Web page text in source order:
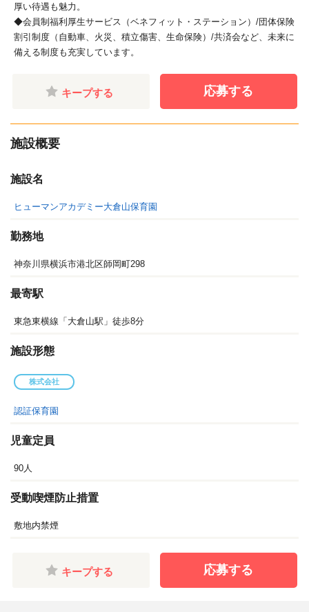
厚い待遇も魅力。
◆会員制福利厚生サービス（ベネフィット・ステーション）/団体保険
割引制度（自動車、火災、積立傷害、生命保険）/共済会など、未来に
備える制度も充実しています。
キープする 応募する
施設概要
施設名
ヒューマンアカデミー大倉山保育園
勤務地
神奈川県横浜市港北区師岡町298
最寄駅
東急東横線「大倉山駅」徒歩8分
施設形態
株式会社
認証保育園
児童定員
90人
受動喫煙防止措置
敷地内禁煙
キープする 応募する